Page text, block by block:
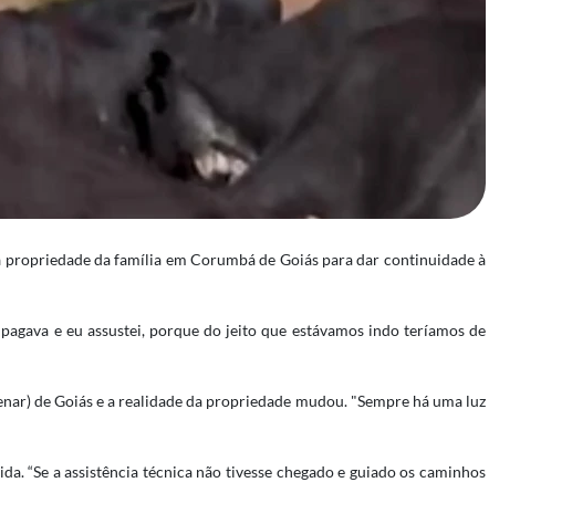
da família em Corumbá de Goiás para dar continuidade à
e eu assustei, porque do jeito que estávamos indo teríamos de
de Goiás e a realidade da propriedade mudou. "Sempre há uma luz
“Se a assistência técnica não tivesse chegado e guiado os caminhos